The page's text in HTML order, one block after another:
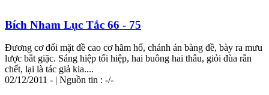
Bích Nham Lục Tắc 66 - 75
Đương cơ đối mặt đề cao cơ hãm hổ, chánh án bàng đề, bày ra mưu
lược bắt giặc. Sáng hiệp tối hiệp, hai buông hai thâu, giỏi đùa rắn
chết, lại là tác giả kia....
02/12/2011 - | Nguồn tin : -/-